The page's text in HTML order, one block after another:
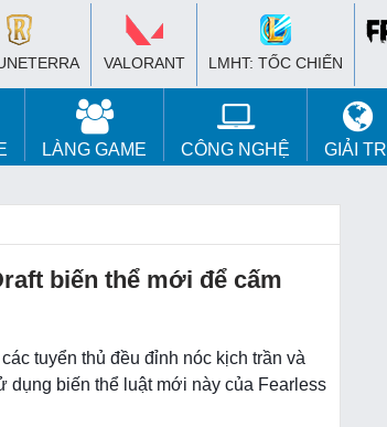
VALORANT LMHT: TỐC CHIẾN
LÀNG GAME CÔNG NGHỆ GIẢI TRÍ
biến thể mới để cấm
tuyển thủ đều đỉnh nóc kịch trần và
dụng biến thể luật mới này của Fearless